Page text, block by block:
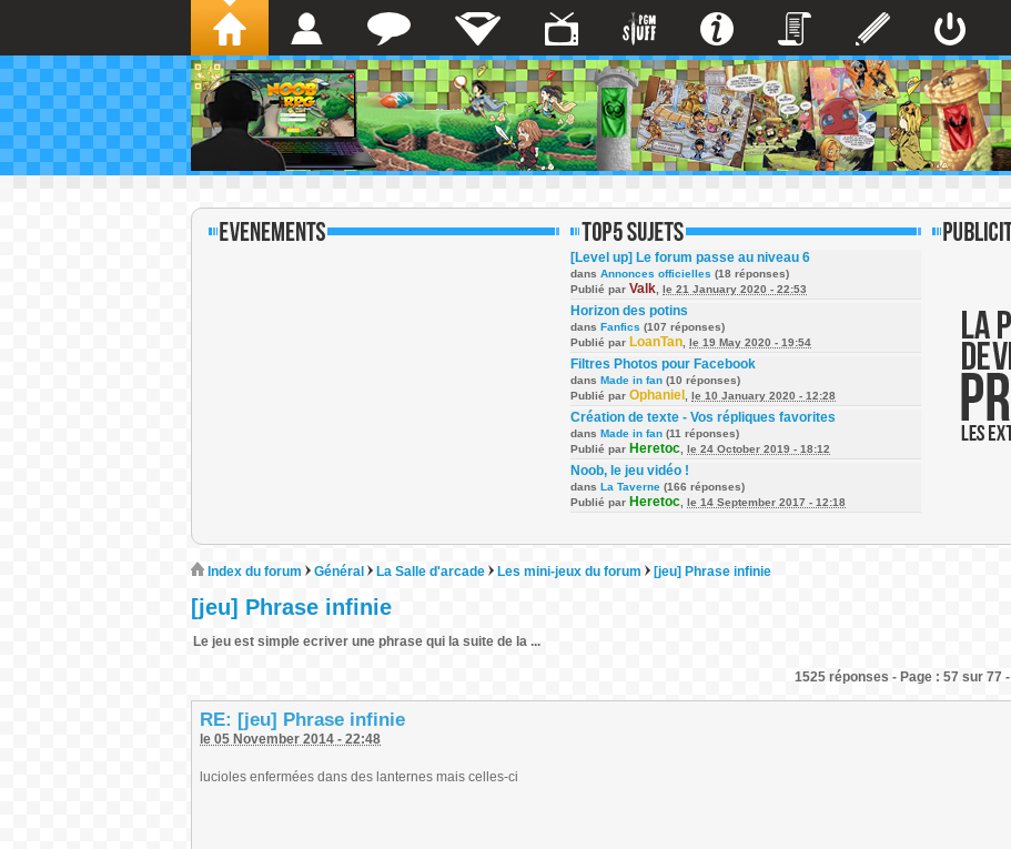
[Level up] Le forum passe au niveau 6
dans Annonces officielles (18 réponses)
Publié par Valk le 21 January 2020 - 22:53
Horizon des potins
dans Fanfics (107 réponses)
Publié par LoanTan le 19 May 2020 - 19:54
Filtres Photos pour Facebook
dans Made in fan (10 réponses)
Publié par Ophaniel le 10 January 2020 - 12:28
Création de texte - Vos répliques favorites
dans Made in fan (11 réponses)
Publié par Heretoc le 24 October 2019 - 18:12
Noob, le jeu vidéo !
dans La Taverne (166 réponses)
Publié par Heretoc le 14 September 2017 - 12:18
Index du forum Général La Salle d'arcade Les mini-jeux du forum [jeu] Phrase infinie
[jeu] Phrase infinie
Le jeu est simple ecriver une phrase qui la suite de la ...
1525 réponses - Page : 57 sur 77 -
RE: [jeu] Phrase infinie
le 05 November 2014 - 22:48
lucioles enfermées dans des lanternes mais celles-ci